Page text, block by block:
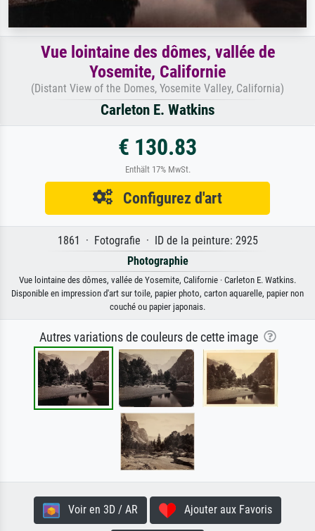
Vue lointaine des dômes, vallée de
Yosemite, Californie
(Distant View of the Domes, Yosemite Valley, California)
Carleton E. Watkins
€ 130.83
Enthält 17% MwSt.
Configurez d'art
1861 · Fotografie · ID de la peinture: 2925
Photographie
Vue lointaine des dômes, vallée de Yosemite, Californie · Carleton E. Watkins.
Disponible en impression d'art sur toile, papier photo, carton aquarelle, papier non
couché ou papier japonais.
Autres variations de couleurs de cette image
Voir en 3D / AR Ajouter aux Favoris